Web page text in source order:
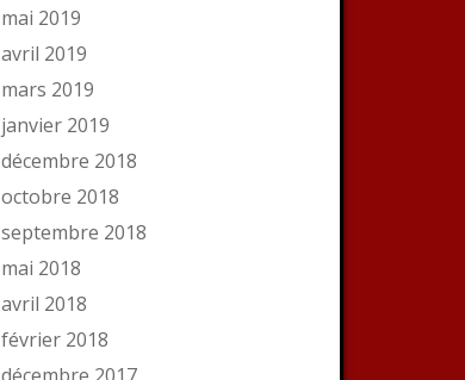
mai 2019
avril 2019
mars 2019
janvier 2019
décembre 2018
octobre 2018
septembre 2018
mai 2018
avril 2018
février 2018